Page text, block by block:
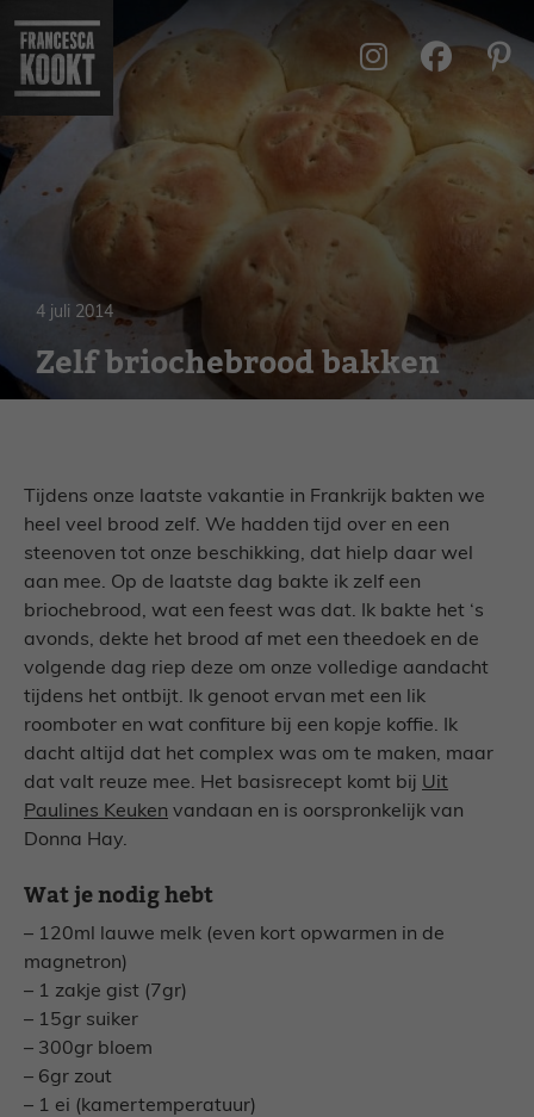
naar
inhoud
4 juli 2014
Zelf briochebrood bakken
Tijdens onze laatste vakantie in Frankrijk bakten we
heel veel brood zelf. We hadden tijd over en een
steenoven tot onze beschikking, dat hielp daar wel
aan mee. Op de laatste dag bakte ik zelf een
briochebrood, wat een feest was dat. Ik bakte het ‘s
avonds, dekte het brood af met een theedoek en de
volgende dag riep deze om onze volledige aandacht
tijdens het ontbijt. Ik genoot ervan met een lik
roomboter en wat confiture bij een kopje koffie. Ik
dacht altijd dat het complex was om te maken, maar
dat valt reuze mee. Het basisrecept komt bij Uit
Paulines Keuken vandaan en is oorspronkelijk van
Donna Hay.
Wat je nodig hebt
– 120ml lauwe melk (even kort opwarmen in de
magnetron)
– 1 zakje gist (7gr)
– 15gr suiker
– 300gr bloem
– 6gr zout
– 1 ei (kamertemperatuur)